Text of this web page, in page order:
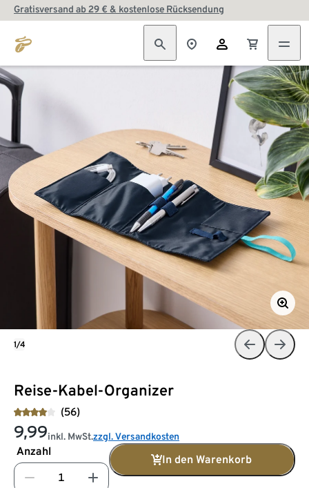
Gratisversand ab 29 € & kostenlose Rücksendung
Reise-Kabel-Organizer
(56)
9,99inkl. MwSt.zzgl. Versandkosten
Anzahl
In den Warenkorb
1/4